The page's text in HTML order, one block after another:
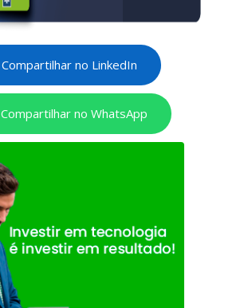
Compartilhar no LinkedIn
Compartilhar no WhatsApp